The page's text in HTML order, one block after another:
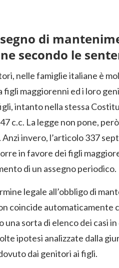
di
secondo le
nelle famiglie italiane è
maggiorenni ed i loro
intanto nella stessa
c.c. La legge non pone,
invero, l’articolo 337
in favore dei figli
di un assegno periodico.
legale all’obbligo di
coincide automaticamente
una sorta di elenco dei casi
ipotesi analizzate dalla
dai genitori ai figli.